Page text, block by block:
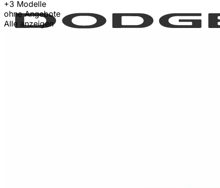
+3 Modelle
ohne Angebote
Alle anzeigen